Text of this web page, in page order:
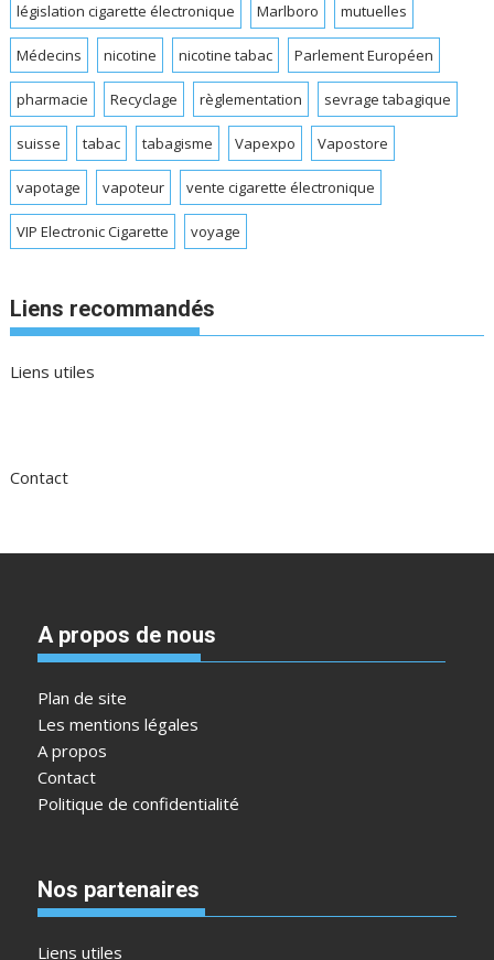
législation cigarette électronique Marlboro mutuelles
Médecins nicotine nicotine tabac Parlement Européen
pharmacie Recyclage règlementation sevrage tabagique
suisse tabac tabagisme Vapexpo Vapostore
vapotage vapoteur vente cigarette électronique
VIP Electronic Cigarette voyage
Liens recommandés
Liens utiles
Contact
A propos de nous
Plan de site
Les mentions légales
A propos
Contact
Politique de confidentialité
Nos partenaires
Liens utiles